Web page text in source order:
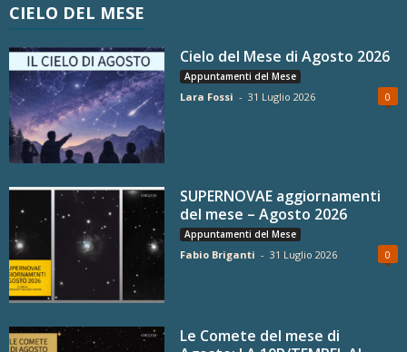
CIELO DEL MESE
Cielo del Mese di Agosto 2026
Appuntamenti del Mese
Lara Fossi - 31 Luglio 2026 0
SUPERNOVAE aggiornamenti
del mese – Agosto 2026
Appuntamenti del Mese
Fabio Briganti - 31 Luglio 2026 0
Le Comete del mese di